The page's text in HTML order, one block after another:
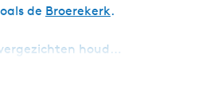
de Broerekerk.
houd…